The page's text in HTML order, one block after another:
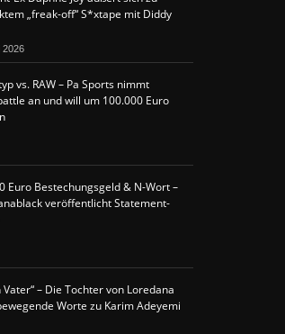
„freak-off“ S*xtape mit Diddy
2026
vs. RAW – Pa Sports nimmt
an und will um 100.000 Euro
Euro Bestechungsgeld & N-Wort –
veröffentlicht Statement-
Vater“ – Die Tochter von Loredana
Worte zu Karim Adeyemi